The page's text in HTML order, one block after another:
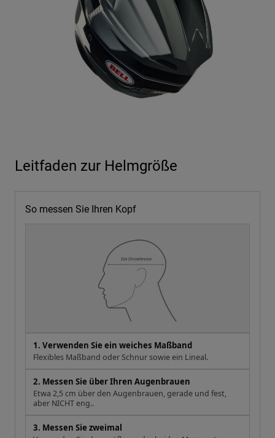
Leitfaden zur Helmgröße
So messen Sie Ihren Kopf
1. Verwenden Sie ein weiches Maßband
Flexibles Maßband oder Schnur sowie ein Lineal.
2. Messen Sie über Ihren Augenbrauen
Etwa 2,5 cm über den Augenbrauen, gerade und fest,
aber NICHT eng..
3. Messen Sie zweimal